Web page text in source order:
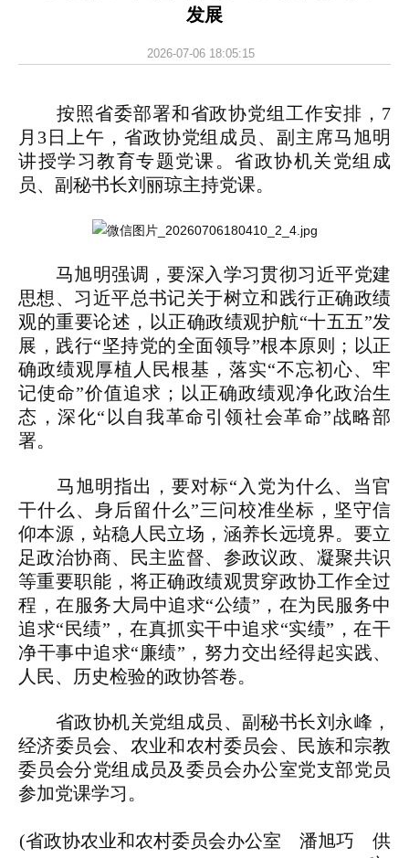
发展
2026-07-06 18:05:15
按照省委部署和省政协党组工作安排，7
月3日上午，省政协党组成员、副主席马旭明
讲授学习教育专题党课。省政协机关党组成
员、副秘书长刘丽琼主持党课。
马旭明强调，要深入学习贯彻习近平党建
思想、习近平总书记关于树立和践行正确政绩
观的重要论述，以正确政绩观护航“十五五”发
展，践行“坚持党的全面领导”根本原则；以正
确政绩观厚植人民根基，落实“不忘初心、牢
记使命”价值追求；以正确政绩观净化政治生
态，深化“以自我革命引领社会革命”战略部
署。
马旭明指出，要对标“入党为什么、当官
干什么、身后留什么”三问校准坐标，坚守信
仰本源，站稳人民立场，涵养长远境界。要立
足政治协商、民主监督、参政议政、凝聚共识
等重要职能，将正确政绩观贯穿政协工作全过
程，在服务大局中追求“公绩”，在为民服务中
追求“民绩”，在真抓实干中追求“实绩”，在干
净干事中追求“廉绩”，努力交出经得起实践、
人民、历史检验的政协答卷。
省政协机关党组成员、副秘书长刘永峰，
经济委员会、农业和农村委员会、民族和宗教
委员会分党组成员及委员会办公室党支部党员
参加党课学习。
(省政协农业和农村委员会办公室 潘旭巧 供